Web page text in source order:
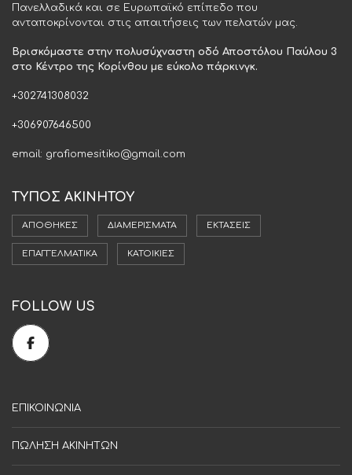
Πανελλαδικά και σε Ευρωπαϊκό επίπεδο που
ανταποκρίνονται στις απαιτήσεις των πελατών μας.
Βρισκόμαστε στην πολυσύχναστη οδό Αποστόλου Παύλου 3
στο Κέντρο της Κορίνθου με εύκολο πάρκινγκ.
+302741308032
+306907646500
email: grafiomesitiko@gmail.com
ΤΥΠΟΣ ΑΚΙΝΗΤΟΥ
ΑΠΟΘΉΚΕΣ ΔΙΑΜΕΡΊΣΜΑΤΑ ΕΚΤΆΣΕΙΣ
ΕΠΑΓΓΕΛΜΑΤΙΚΆ ΚΑΤΟΙΚΊΕΣ
FOLLOW US
ΕΠΙΚΟΙΝΩΝΙΑ
ΠΩΛΗΣΗ ΑΚΙΝΗΤΩΝ